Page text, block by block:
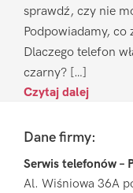
sprawdź, czy nie
Podpowiadamy, co
Dlaczego telefon
czarny? […]
Czytaj dalej
FooterDane firmy:
Serwis telefonów –
Al. Wiśniowa 36A